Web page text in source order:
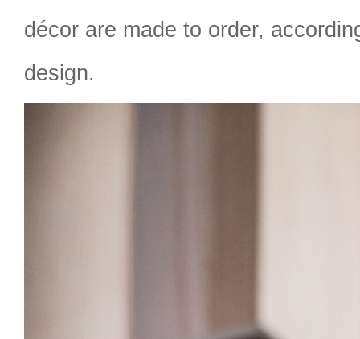
décor are made to order,
design.